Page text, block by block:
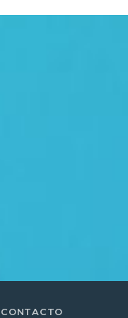
CONTACTO